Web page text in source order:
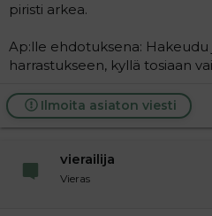
piristi arkea.
Ap:lle ehdotuksena:
harrastukseen, kyllä tosiaan
Ilmoita asiaton viesti
vierailija
Vieras